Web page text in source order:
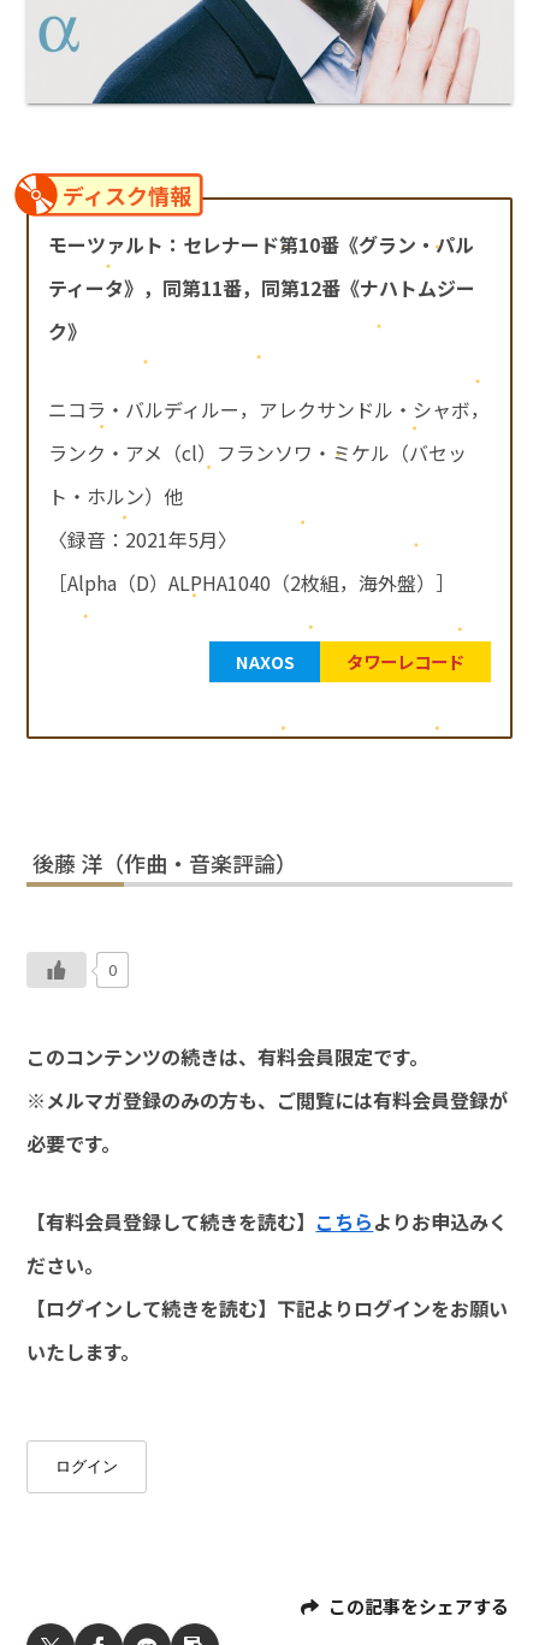
ディスク情報
モーツァルト：セレナード第10番《グラン・パル
ティータ》，同第11番，同第12番《ナハトムジー
ク》
ニコラ・バルディルー，アレクサンドル・シャボ，
ランク・アメ（cl）フランソワ・ミケル（バセッ
ト・ホルン）他
〈録音：2021年5月〉
［Alpha（D）ALPHA1040（2枚組，海外盤）］
NAXOS タワーレコード
後藤 洋（作曲・音楽評論）
0
このコンテンツの続きは、有料会員限定です。
※メルマガ登録のみの方も、ご閲覧には有料会員登録が
必要です。
【有料会員登録して続きを読む】 こちらよりお申込みく
ださい。
【ログインして続きを読む】下記よりログインをお願い
いたします。
ログイン
この記事をシェアする